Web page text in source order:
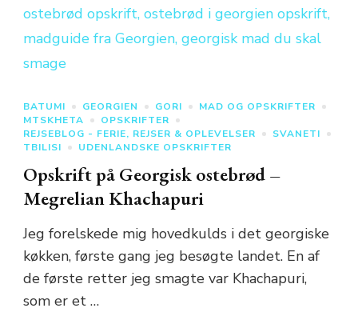
BATUMI GEORGIEN GORI
MAD OG OPSKRIFTER
MTSKHETA
OPSKRIFTER
REJSEBLOG - FERIE, REJSER & OPLEVELSER
SVANETI
TBILISI
UDENLANDSKE OPSKRIFTER
Opskrift på Georgisk ostebrød –
Megrelian Khachapuri
Jeg forelskede mig hovedkulds i det georgiske
køkken, første gang jeg besøgte landet. En af
de første retter jeg smagte var Khachapuri,
som er et …